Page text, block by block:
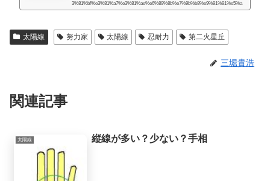
3%81%bf%e3%81%a7%e3%81%ae%e6%89%8b%e7%9b%b8%e9%91%91%e5%a
識や人生を取り巻く法則を教えてもらったときに、人生で起こることには、想像
太陽線 努力家 太陽線 忍耐力 第二火星丘
三堀貴浩
関連記事
太陽線 縦線が多い？少ない？手相